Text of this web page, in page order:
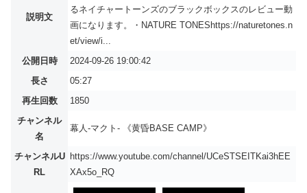
説明文
るネイチャートーンズのブラックボックスのレビュー動
画になります。・NATURE TONEShttps://naturetones.n
et/view/i...
公開日時
2024-09-26 19:00:42
長さ
05:27
再生回数
1850
チャンネル
名
幕人-マクト- 《黄昏BASE CAMP》
チャンネルU
RL
https://www.youtube.com/channel/UCeSTSEITKai3hEE
XAx5o_RQ